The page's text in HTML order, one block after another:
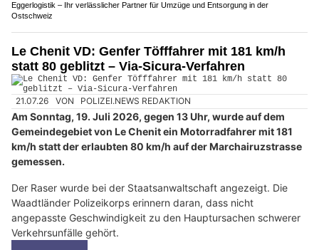
Eggerlogistik – Ihr verlässlicher Partner für Umzüge und Entsorgung in der
Ostschweiz
Le Chenit VD: Genfer Töfffahrer mit 181 km/h
statt 80 geblitzt – Via-Sicura-Verfahren
21.07.26 VON POLIZEI.NEWS REDAKTION
Am Sonntag, 19. Juli 2026, gegen 13 Uhr, wurde auf dem
Gemeindegebiet von Le Chenit ein Motorradfahrer mit 181
km/h statt der erlaubten 80 km/h auf der Marchairuzstrasse
gemessen.
Der Raser wurde bei der Staatsanwaltschaft angezeigt. Die
Waadtländer Polizeikorps erinnern daran, dass nicht
angepasste Geschwindigkeit zu den Hauptursachen schwerer
Verkehrsunfälle gehört.